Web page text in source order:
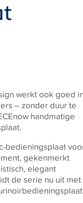
werkt ook goed
– zonder duur te
handmatige
bedieningsplaat
gekenmerkt
elegant
de serie nu uit met